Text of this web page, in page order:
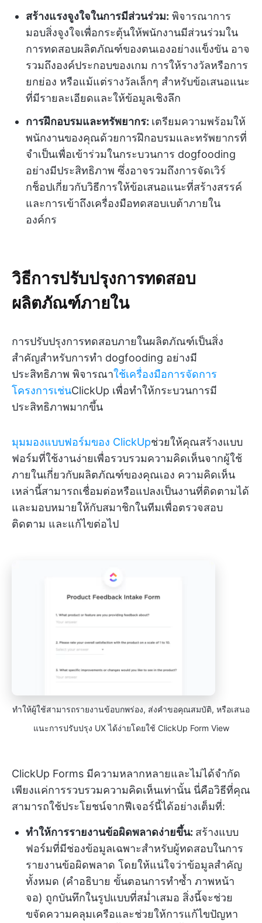
สร้างแรงจูงใจในการมีส่วนร่วม: พิจารณาการ
มอบสิ่งจูงใจเพื่อกระตุ้นให้พนักงานมีส่วนร่วมใน
การทดสอบผลิตภัณฑ์ของตนเองอย่างแข็งขัน อาจ
รวมถึงองค์ประกอบของเกม การให้รางวัลหรือการ
ยกย่อง หรือแม้แต่รางวัลเล็กๆ สำหรับข้อเสนอแนะ
ที่มีรายละเอียดและให้ข้อมูลเชิงลึก
การฝึกอบรมและทรัพยากร: เตรียมความพร้อมให้
พนักงานของคุณด้วยการฝึกอบรมและทรัพยากรที่
จำเป็นเพื่อเข้าร่วมในกระบวนการ dogfooding
อย่างมีประสิทธิภาพ ซึ่งอาจรวมถึงการจัดเวิร์
กช็อปเกี่ยวกับวิธีการให้ข้อเสนอแนะที่สร้างสรรค์
และการเข้าถึงเครื่องมือทดสอบเบต้าภายใน
องค์กร
วิธีการปรับปรุงการทดสอบ
ผลิตภัณฑ์ภายใน
การปรับปรุงการทดสอบภายในผลิตภัณฑ์เป็นสิ่ง
สำคัญสำหรับการทำ dogfooding อย่างมี
ประสิทธิภาพ พิจารณาใช้เครื่องมือการจัดการ
โครงการเช่นClickUp เพื่อทำให้กระบวนการมี
ประสิทธิภาพมากขึ้น
มุมมองแบบฟอร์มของ ClickUpช่วยให้คุณสร้างแบบ
ฟอร์มที่ใช้งานง่ายเพื่อรวบรวมความคิดเห็นจากผู้ใช้
ภายในเกี่ยวกับผลิตภัณฑ์ของคุณเอง ความคิดเห็น
เหล่านี้สามารถเชื่อมต่อหรือแปลงเป็นงานที่ติดตามได้
และมอบหมายให้กับสมาชิกในทีมเพื่อตรวจสอบ
ติดตาม และแก้ไขต่อไป
ทำให้ผู้ใช้สามารถรายงานข้อบกพร่อง, ส่งคำขอคุณสมบัติ, หรือเสนอ
แนะการปรับปรุง UX ได้ง่ายโดยใช้ ClickUp Form View
ClickUp Forms มีความหลากหลายและไม่ได้จำกัด
เพียงแค่การรวบรวมความคิดเห็นเท่านั้น นี่คือวิธีที่คุณ
สามารถใช้ประโยชน์จากฟีเจอร์นี้ได้อย่างเต็มที่:
ทำให้การรายงานข้อผิดพลาดง่ายขึ้น: สร้างแบบ
ฟอร์มที่มีช่องข้อมูลเฉพาะสำหรับผู้ทดสอบในการ
รายงานข้อผิดพลาด โดยให้แน่ใจว่าข้อมูลสำคัญ
ทั้งหมด (คำอธิบาย ขั้นตอนการทำซ้ำ ภาพหน้า
จอ) ถูกบันทึกในรูปแบบที่สม่ำเสมอ สิ่งนี้จะช่วย
ขจัดความคลุมเครือและช่วยให้การแก้ไขปัญหา